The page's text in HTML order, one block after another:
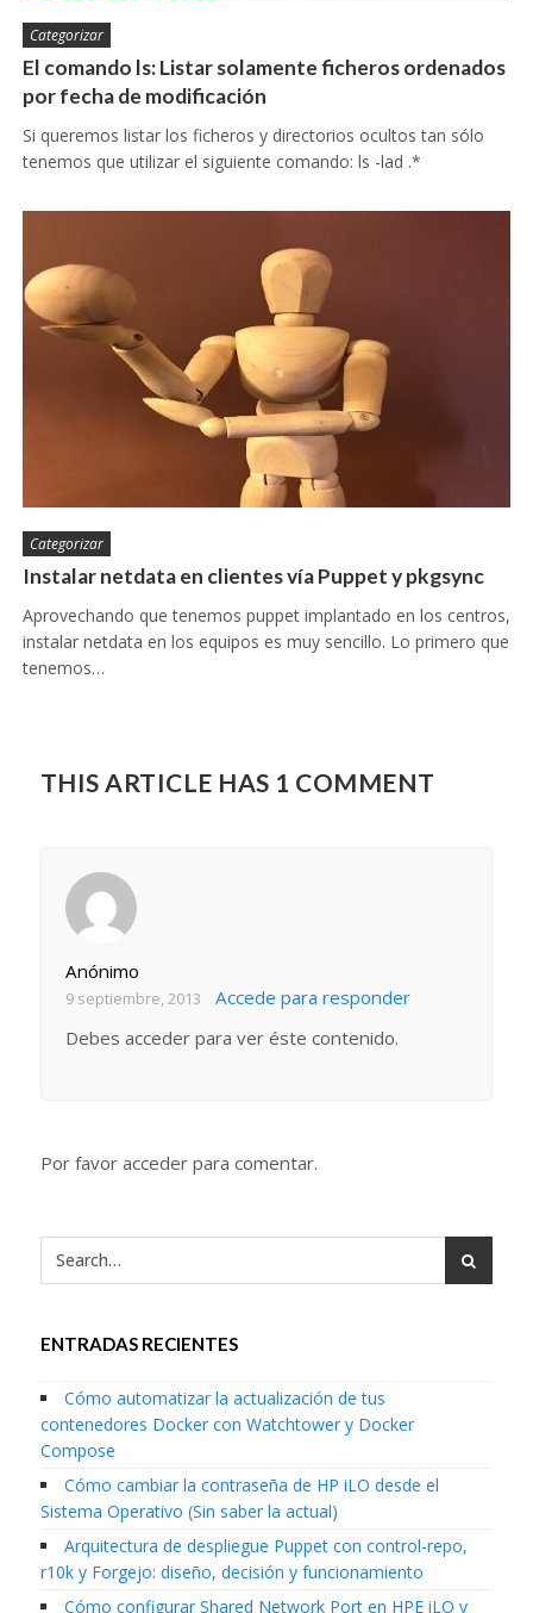
Categorizar
El comando ls: Listar solamente ficheros ordenados
por fecha de modificación
Si queremos listar los ficheros y directorios ocultos tan sólo
tenemos que utilizar el siguiente comando: ls -lad .*
Categorizar
Instalar netdata en clientes vía Puppet y pkgsync
Aprovechando que tenemos puppet implantado en los centros,
instalar netdata en los equipos es muy sencillo. Lo primero que
tenemos…
THIS ARTICLE HAS 1 COMMENT
Anónimo
9 septiembre, 2013
Accede para responder
Debes acceder para ver éste contenido.
Por favor acceder para comentar.
ENTRADAS RECIENTES
Cómo automatizar la actualización de tus
contenedores Docker con Watchtower y Docker
Compose
Cómo cambiar la contraseña de HP iLO desde el
Sistema Operativo (Sin saber la actual)
Arquitectura de despliegue Puppet con control-repo,
r10k y Forgejo: diseño, decisión y funcionamiento
Cómo configurar Shared Network Port en HPE iLO y